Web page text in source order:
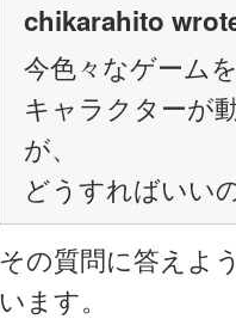
chikarahito
今色々なゲーム
キャラクターが
が、
どうすればいい
その質問に答えよ
います。